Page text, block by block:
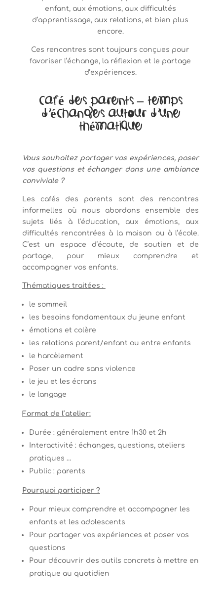
enfant, aux émotions, aux difficultés
d’apprentissage, aux relations, et bien plus
encore.
Ces rencontres sont toujours conçues pour
favoriser l’échange, la réflexion et le partage
d’expériences.
Café des Parents – Temps
d’échanges autour d’une
thématique
Vous souhaitez partager vos expériences, poser
vos questions et échanger dans une ambiance
conviviale ?
Les cafés des parents sont des rencontres
informelles où nous abordons ensemble des
sujets liés à l’éducation, aux émotions, aux
difficultés rencontrées à la maison ou à l’école.
C’est un espace d’écoute, de soutien et de
partage, pour mieux comprendre et
accompagner vos enfants.
Thématiques traitées :
le sommeil
les besoins fondamentaux du jeune enfant
émotions et colère
les relations parent/enfant ou entre enfants
le harcèlement
Poser un cadre sans violence
le jeu et les écrans
le langage
Format de l’atelier:
Durée : généralement entre 1h30 et 2h
Interactivité : échanges, questions, ateliers
pratiques …
Public : parents
Pourquoi participer ?
Pour mieux comprendre et accompagner les
enfants et les adolescents
Pour partager vos expériences et poser vos
questions
Pour découvrir des outils concrets à mettre en
pratique au quotidien